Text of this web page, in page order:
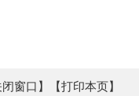
闭窗口】 【打印本页】